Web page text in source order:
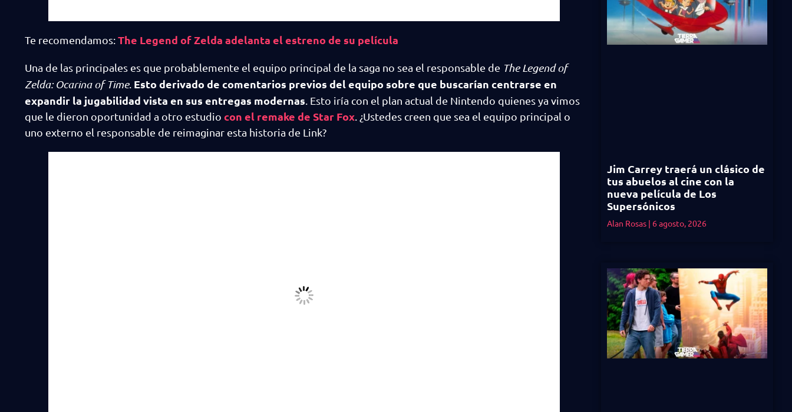
Te recomendamos:The Legend of Zelda adelanta el estreno de su película
Una de las principales es que probablemente el equipo principal de la saga no sea el responsable de The Legend of
Zelda: Ocarina of Time. Esto derivado de comentarios previos del equipo sobre que buscarían centrarse en
expandir la jugabilidad vista en sus entregas modernas . Esto iría con el plan actual de Nintendo quienes ya vimos
que le dieron oportunidad a otro estudio con el remake de Star Fox . ¿Ustedes creen que sea el equipo principal o
uno externo el responsable de reimaginar esta historia de Link?
Jim Carrey traerá un clásico de
tus abuelos al cine con la
nueva película de Los
Supersónicos
Alan Rosas 6 agosto, 2026